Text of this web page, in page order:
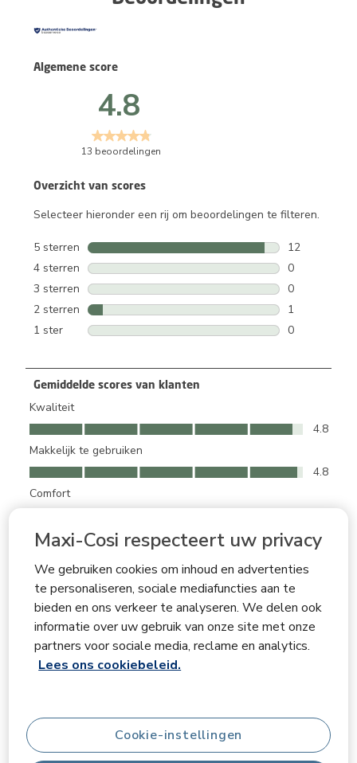
Maxi-Cosi respecteert uw privacy
We gebruiken cookies om inhoud en advertenties
te personaliseren, sociale mediafuncties aan te
bieden en ons verkeer te analyseren. We delen ook
informatie over uw gebruik van onze site met onze
partners voor sociale media, reclame en analytics.
Lees ons cookiebeleid.
Cookie-instellingen
Overzicht van scores
Selecteer hieronder een rij om beoordelingen te filteren.
5 sterren sterren
12
12
4 sterren sterren
0
0
3 sterren sterren
0
0
2 sterren sterren
1
1
1 ster sterren
0
Algemene score
4.8
13 beoordelingen
Gemiddelde scores van klanten
Kwaliteit
Kwaliteit, 4.8 van 5
4.8
Makkelijk te gebruiken
Makkelijk te gebruiken, 4.8 van 5
4.8
Comfort
Comfort, 5.0 van 5
Beoordelingen filteren
Onderwerpen en beoordelingen zoeken per regio
Relevantiegegevens
tot
– 3 van 13 Beoordelingen